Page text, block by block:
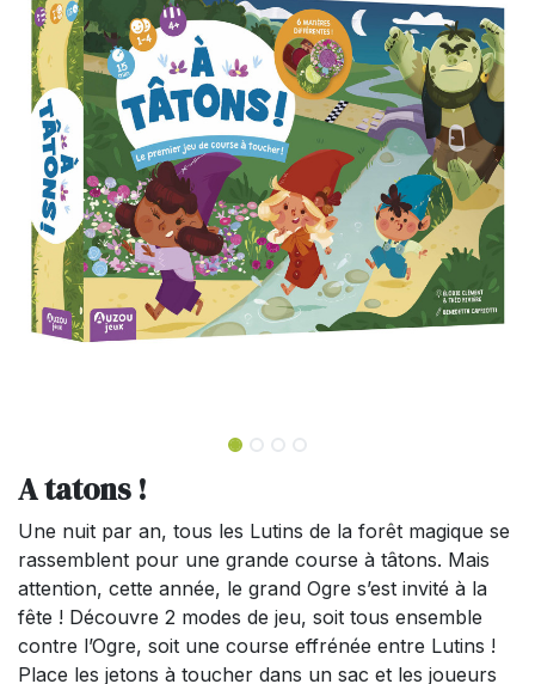
A tatons !
Une nuit par an, tous les Lutins de la forêt magique se
rassemblent pour une grande course à tâtons. Mais
attention, cette année, le grand Ogre s’est invité à la
fête ! Découvre 2 modes de jeu, soit tous ensemble
contre l’Ogre, soit une course effrénée entre Lutins !
Place les jetons à toucher dans un sac et les joueurs